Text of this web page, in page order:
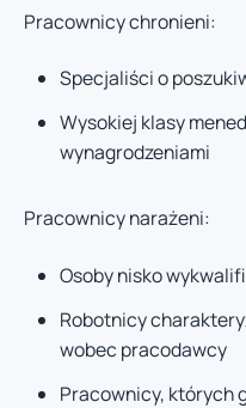
Pracownicy chronieni:
Specjaliści o
Wysokiej klasy
wynagrodzeniami
Pracownicy narażeni:
Osoby nisko
Robotnicy
wobec pracodawcy
Pracownicy, których